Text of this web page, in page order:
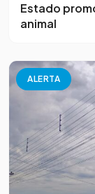
Estado
animal
ALERTA